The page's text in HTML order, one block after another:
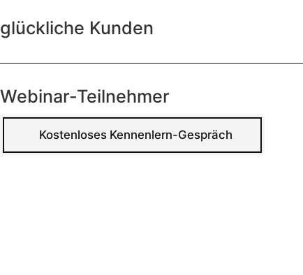
glückliche Kunden
Webinar-Teilnehmer
Kostenloses Kennenlern-Gespräch